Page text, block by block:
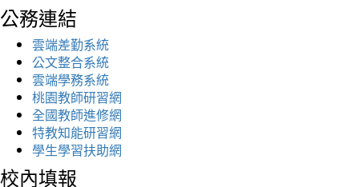
公務連結
雲端差勤系統
公文整合系統
雲端學務系統
桃園教師研習網
全國教師進修網
特教知能研習網
學生學習扶助網
校內填報